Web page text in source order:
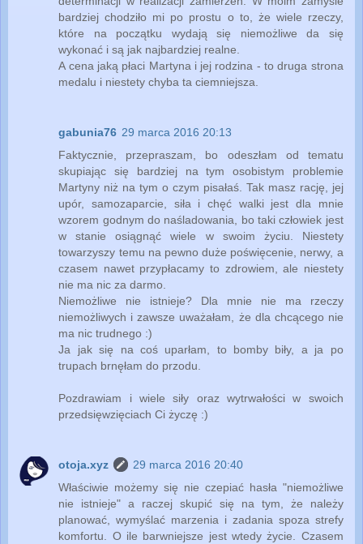
bardziej chodziło mi po prostu o to, że wiele rzeczy,
które na początku wydają się niemożliwe da się
wykonać i są jak najbardziej realne.
A cena jaką płaci Martyna i jej rodzina - to druga strona
medalu i niestety chyba ta ciemniejsza.
gabunia76 29 marca 2016 20:13
Faktycznie, przepraszam, bo odeszłam od tematu
skupiając się bardziej na tym osobistym problemie
Martyny niż na tym o czym pisałaś. Tak masz rację, jej
upór, samozaparcie, siła i chęć walki jest dla mnie
wzorem godnym do naśladowania, bo taki człowiek jest
w stanie osiągnąć wiele w swoim życiu. Niestety
towarzyszy temu na pewno duże poświęcenie, nerwy, a
czasem nawet przypłacamy to zdrowiem, ale niestety
nie ma nic za darmo.
Niemożliwe nie istnieje? Dla mnie nie ma rzeczy
niemożliwych i zawsze uważałam, że dla chcącego nie
ma nic trudnego :)
Ja jak się na coś uparłam, to bomby biły, a ja po
trupach brnęłam do przodu.
Pozdrawiam i wiele siły oraz wytrwałości w swoich
przedsięwzięciach Ci życzę :)
otoja.xyz
29 marca 2016 20:40
Właściwie możemy się nie czepiać hasła "niemożliwe
nie istnieje" a raczej skupić się na tym, że należy
planować, wymyślać marzenia i zadania spoza strefy
komfortu. O ile barwniejsze jest wtedy życie. Czasem